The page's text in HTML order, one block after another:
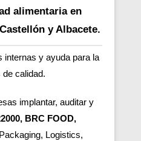
alimentaria en
y Albacete.
internas y ayuda para la
calidad.
implantar, auditar y
BRC FOOD,
Packaging, Logistics,